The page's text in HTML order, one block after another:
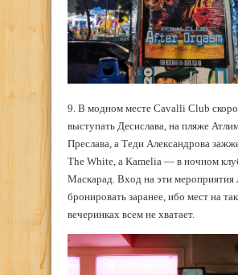
9. В модном месте Cavalli Club
выступать Десислава, на пляже
Преслава, а Теди Александрова
The White, а Kamelia — в ночном
Маскарад. Вход на эти мероприятия
бронировать заранее, ибо мест на
вечеринках всем не хватает.